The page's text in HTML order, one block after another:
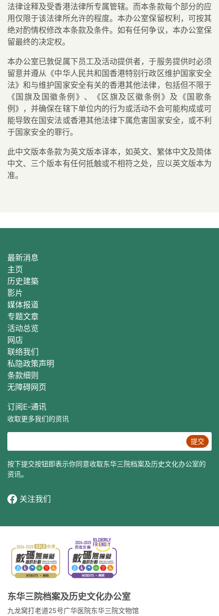
法律诠释及受香港法律所专属管辖。而本条款每个部分的应
用仅限于该法律所允许的程度。本办公室保留权利，可按其
绝对酌情权修改本条款及条件。如有任何争议，本办公室保
留最终的决定权。
本办公室已敦促属下员工及活动提供者，于服务提供时必须
留意并遵从《中华人民共和国香港特别行政区维护国家安全
法》和与维护国家安全有关的香港其他法律，包括但不限于
《国旗及国徽条例》、《区旗及区徽条例》及《国歌条
例》，并确保在辖下单位内的行为或活动不会可能构成或可
能导致在国安法或香港其他法律下属危害国家安全，或不利
于国家安全的罪行。
此中文版本条款为英文版本译本，如英文、繁体中文及简体
中文、三个版本有任何抵触或不相符之处，应以英文版本为
准。
最新消息
主页
历史建築
影片
媒体报道
专题文章
活动总览
网店
联络我们
私隐政策声明
条款细则
无障碍网页
订阅E‐通讯
收取更多我们的资讯
提交
按下提交按钮即表示你同意收取东华三院档案及历史文化办公室的
资讯。
关注我们
东华三院档案及历史文化办公室
九龙窝打老道25号广华医院东华三院文物馆